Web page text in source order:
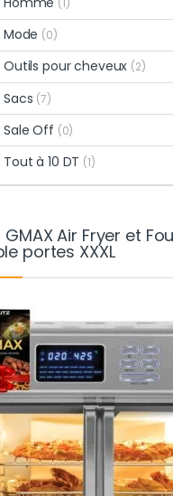
(1)
Mode (0)
Outils pour cheveux (2)
Sacs (7)
Sale Off (0)
Tout à 10 DT (1)
GMAX Air Fryer et
portes XXXL